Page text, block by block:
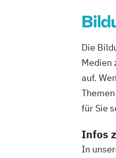
Die
Medien
auf.
für Sie
Infos
In